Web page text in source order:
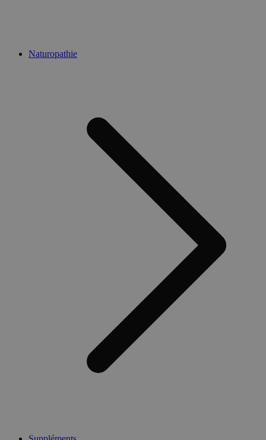
Naturopathie